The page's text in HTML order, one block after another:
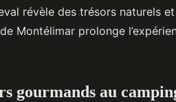
révèle des trésors naturels
Montélimar prolonge
gourmands au